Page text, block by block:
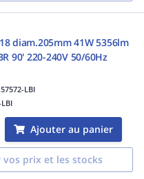
diam.205mm 41W 5356lm
90' 220-240V 50/60Hz
LBI
Ajouter au panier
prix et les stocks